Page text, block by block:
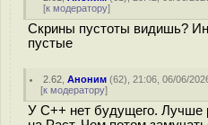
[к модератору]
Скрины пустоты видишь?
пустые
2.62 ,Аноним (62), 21:06, 06/06/
[к модератору]
У C++ нет будущего. Лучше